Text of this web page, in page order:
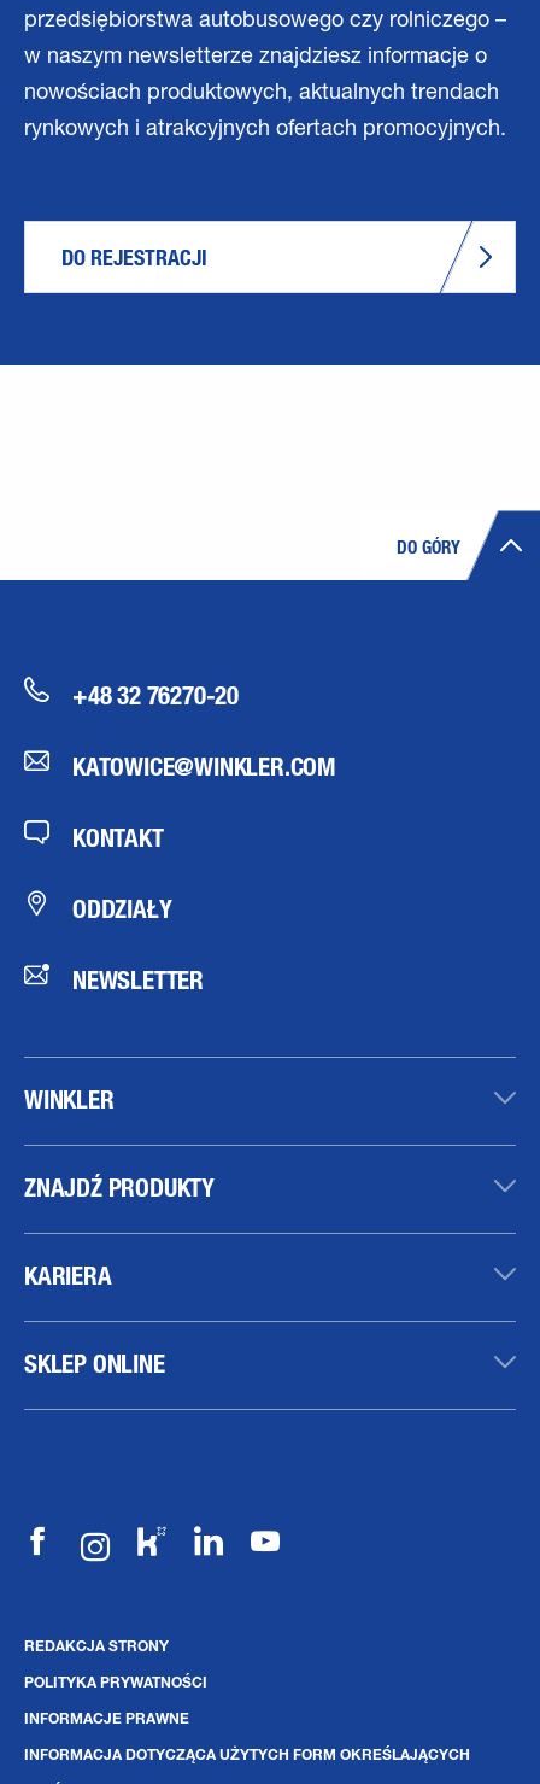
przedsiębiorstwa autobusowego czy rolniczego –
w naszym newsletterze znajdziesz informacje o
nowościach produktowych, aktualnych trendach
rynkowych i atrakcyjnych ofertach promocyjnych.
DO REJESTRACJI
DO GÓRY
+48 32 76270-20
KATOWICE@WINKLER.COM
KONTAKT
ODDZIAŁY
NEWSLETTER
WINKLER
ZNAJDŹ PRODUKTY
KARIERA
SKLEP ONLINE
REDAKCJA STRONY
POLITYKA PRYWATNOŚCI
INFORMACJE PRAWNE
INFORMACJA DOTYCZĄCA UŻYTYCH FORM OKREŚLAJĄCYCH